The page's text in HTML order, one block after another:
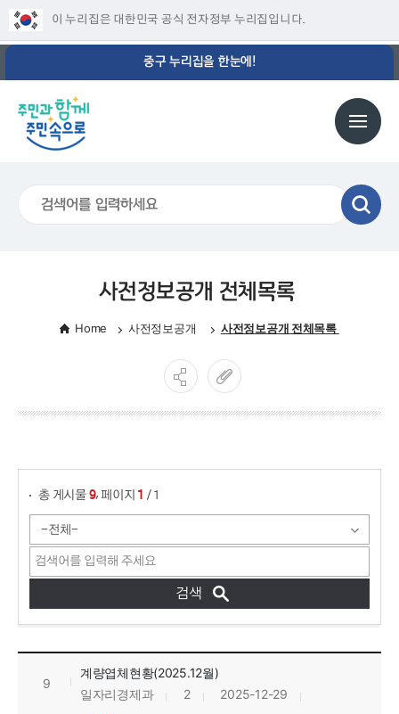
이 누리집은 대한민국 공식 전자정부 누리집입니다.
중구 누리집을 한눈에!
사전정보공개 전체목록
Home 사전정보공개 사전정보공개 전체목록
총 게시물 9, 페이지 1 / 1
계량기 업체 현황 목록으로 번호, 제목, 작성자, 조회수, 등록일, 첨부파일로 정보를 제공하고 있습니다.
9
계량엽체현황(2025.12월)
일자리경제과
2 2025-12-29